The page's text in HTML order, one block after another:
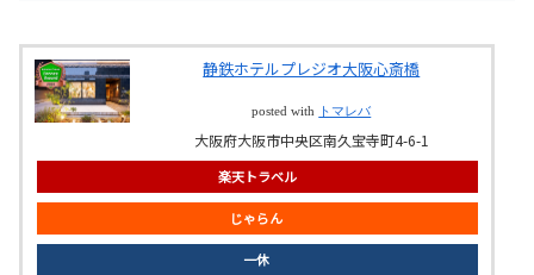
静鉄ホテルプレジオ大阪心斎橋
posted with トマレバ
大阪府大阪市中央区南久宝寺町4-6-1
楽天トラベル
じゃらん
一休